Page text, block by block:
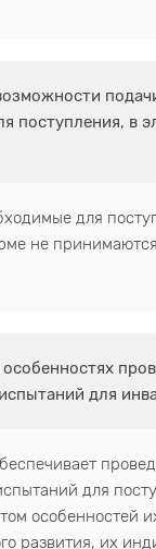
поступления, в
для
не
для
для
особенностей
развития, их